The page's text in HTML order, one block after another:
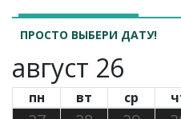
ПРОСТО ВЫБЕРИ ДАТУ!
август 26
пн вт ср